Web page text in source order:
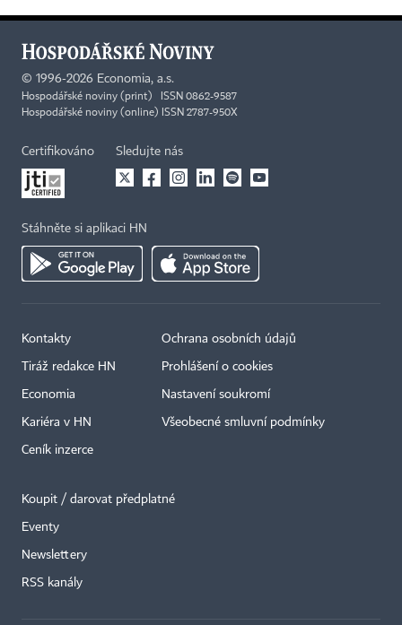
© 1996-2026 Economia, a.s.
Hospodářské noviny (print) ISSN 0862-9587
Hospodářské noviny (online) ISSN 2787-950X
Certifikováno Sledujte nás
Stáhněte si aplikaci HN
Kontakty
Tiráž redakce HN
Economia
Kariéra v HN
Ceník inzerce
Ochrana osobních údajů
Prohlášení o cookies
Nastavení soukromí
Všeobecné smluvní podmínky
Koupit / darovat předplatné
Eventy
Newslettery
RSS kanály